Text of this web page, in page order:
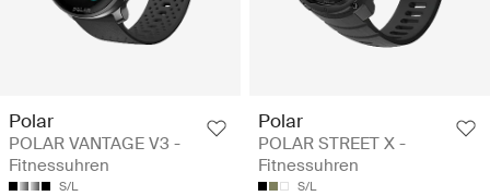
Polar
POLAR VANTAGE V3 -
Fitnessuhren
S/L
Polar
POLAR STREET X -
Fitnessuhren
S/L